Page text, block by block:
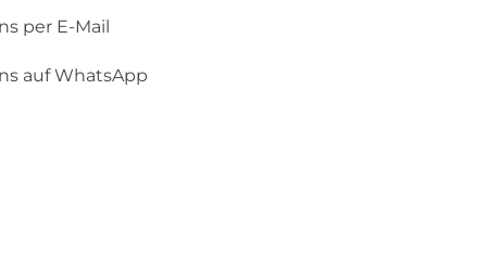
per E-Mail
auf WhatsApp